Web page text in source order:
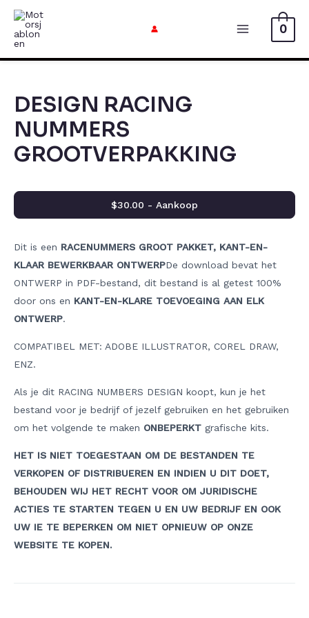
Doorgaan
artikel
0
DESIGN RACING
NUMMERS
GROOTVERPAKKING
Dit is een RACENUMMERS GROOT PAKKET, KANT-EN-
KLAAR BEWERKBAAR ONTWERPDe download bevat het
ONTWERP in PDF-bestand, dit bestand is al getest 100%
door ons en KANT-EN-KLARE TOEVOEGING AAN ELK
ONTWERP.
COMPATIBEL MET: ADOBE ILLUSTRATOR, COREL DRAW,
ENZ.
Als je dit RACING NUMBERS DESIGN koopt, kun je het
bestand voor je bedrijf of jezelf gebruiken en het gebruiken
om het volgende te maken ONBEPERKT grafische kits.
HET IS NIET TOEGESTAAN OM DE BESTANDEN TE
VERKOPEN OF DISTRIBUEREN EN INDIEN U DIT DOET,
BEHOUDEN WIJ HET RECHT VOOR OM JURIDISCHE
ACTIES TE STARTEN TEGEN U EN UW BEDRIJF EN OOK
UW IE TE BEPERKEN OM NIET OPNIEUW OP ONZE
WEBSITE TE KOPEN.
$30.00 - Aankoop